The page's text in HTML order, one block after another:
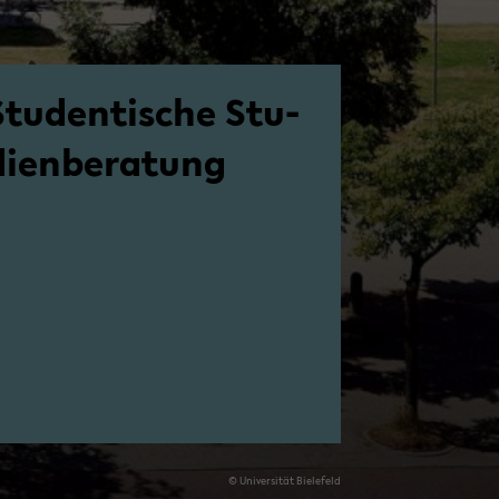
Stu­
© Uni­ver­si­tät Bie­le­feld